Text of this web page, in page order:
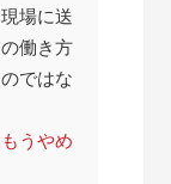
場に送
働き方
ではな
うやめ